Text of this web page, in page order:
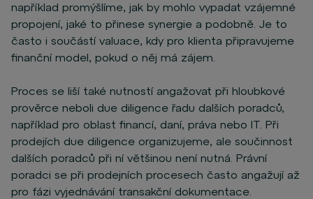
například promýšlíme, jak by mohlo vypadat vzájemné
propojení, jaké to přinese synergie a podobně. Je to
často i součástí valuace, kdy pro klienta připravujeme
finanční model, pokud o něj má zájem.
Proces se liší také nutností angažovat při hloubkové
prověrce neboli due diligence řadu dalších poradců,
například pro oblast financí, daní, práva nebo IT. Při
prodejích due diligence organizujeme, ale součinnost
dalších poradců při ní většinou není nutná. Právní
poradci se při prodejních procesech často angažují až
pro fázi vyjednávání transakční dokumentace.